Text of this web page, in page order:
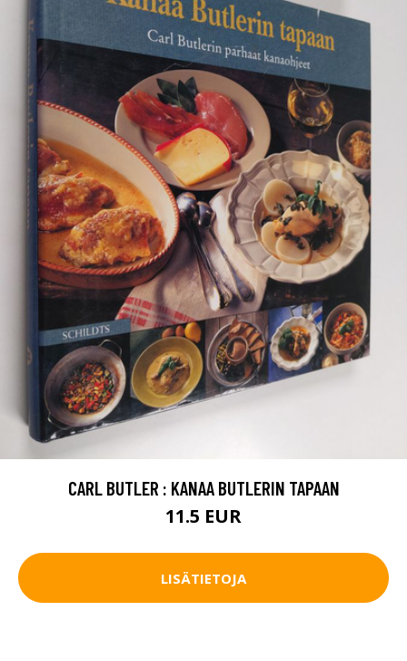
CARL BUTLER : KANAA BUTLERIN TAPAAN
11.5 EUR
LISÄTIETOJA